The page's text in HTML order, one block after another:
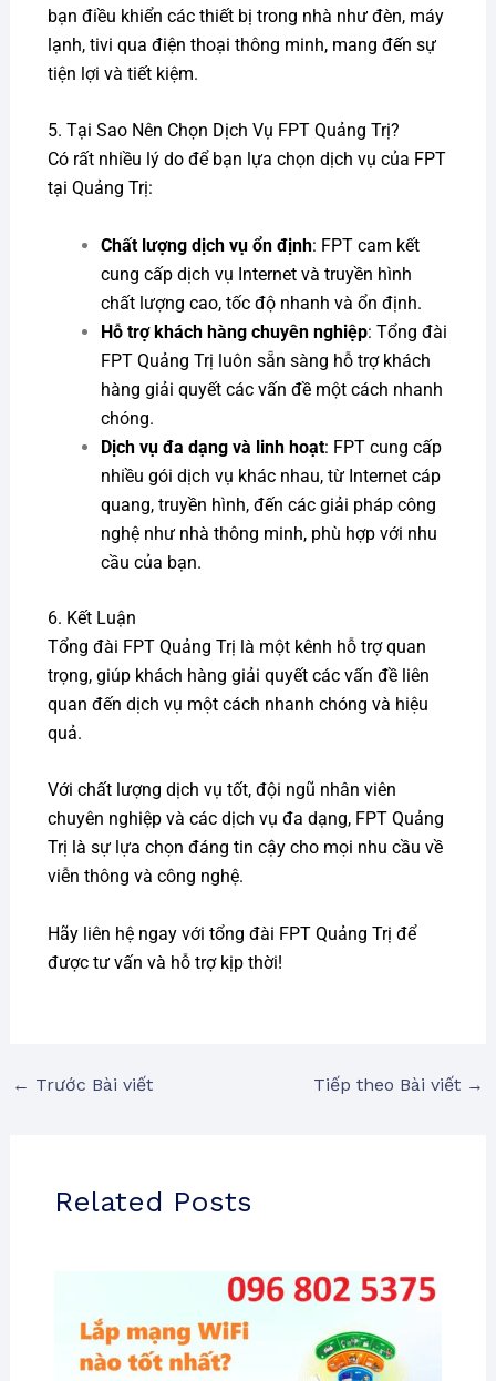
bạn điều khiển các thiết bị trong nhà như đèn, máy
lạnh, tivi qua điện thoại thông minh, mang đến sự
tiện lợi và tiết kiệm.
5. Tại Sao Nên Chọn Dịch Vụ FPT Quảng Trị?
Có rất nhiều lý do để bạn lựa chọn dịch vụ của FPT
tại Quảng Trị:
Chất lượng dịch vụ ổn định: FPT cam kết
cung cấp dịch vụ Internet và truyền hình
chất lượng cao, tốc độ nhanh và ổn định.
Hỗ trợ khách hàng chuyên nghiệp: Tổng đài
FPT Quảng Trị luôn sẵn sàng hỗ trợ khách
hàng giải quyết các vấn đề một cách nhanh
chóng.
Dịch vụ đa dạng và linh hoạt: FPT cung cấp
nhiều gói dịch vụ khác nhau, từ Internet cáp
quang, truyền hình, đến các giải pháp công
nghệ như nhà thông minh, phù hợp với nhu
cầu của bạn.
6. Kết Luận
Tổng đài FPT Quảng Trị là một kênh hỗ trợ quan
trọng, giúp khách hàng giải quyết các vấn đề liên
quan đến dịch vụ một cách nhanh chóng và hiệu
quả.
Với chất lượng dịch vụ tốt, đội ngũ nhân viên
chuyên nghiệp và các dịch vụ đa dạng, FPT Quảng
Trị là sự lựa chọn đáng tin cậy cho mọi nhu cầu về
viễn thông và công nghệ.
Hãy liên hệ ngay với tổng đài FPT Quảng Trị để
được tư vấn và hỗ trợ kịp thời!
← Trước Bài viết Tiếp theo Bài viết →
Related Posts